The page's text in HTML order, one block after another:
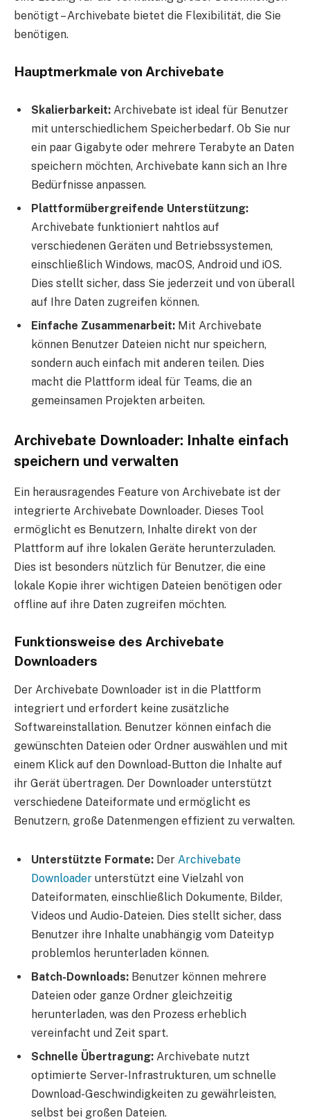
benötigt – Archivebate bietet die Flexibilität, die Sie
benötigen.
Hauptmerkmale von Archivebate
Skalierbarkeit: Archivebate ist ideal für Benutzer
mit unterschiedlichem Speicherbedarf. Ob Sie nur
ein paar Gigabyte oder mehrere Terabyte an Daten
speichern möchten, Archivebate kann sich an Ihre
Bedürfnisse anpassen.
Plattformübergreifende Unterstützung:
Archivebate funktioniert nahtlos auf
verschiedenen Geräten und Betriebssystemen,
einschließlich Windows, macOS, Android und iOS.
Dies stellt sicher, dass Sie jederzeit und von überall
auf Ihre Daten zugreifen können.
Einfache Zusammenarbeit: Mit Archivebate
können Benutzer Dateien nicht nur speichern,
sondern auch einfach mit anderen teilen. Dies
macht die Plattform ideal für Teams, die an
gemeinsamen Projekten arbeiten.
Archivebate Downloader: Inhalte einfach
speichern und verwalten
Ein herausragendes Feature von Archivebate ist der
integrierte Archivebate Downloader. Dieses Tool
ermöglicht es Benutzern, Inhalte direkt von der
Plattform auf ihre lokalen Geräte herunterzuladen.
Dies ist besonders nützlich für Benutzer, die eine
lokale Kopie ihrer wichtigen Dateien benötigen oder
offline auf ihre Daten zugreifen möchten.
Funktionsweise des Archivebate
Downloaders
Der Archivebate Downloader ist in die Plattform
integriert und erfordert keine zusätzliche
Softwareinstallation. Benutzer können einfach die
gewünschten Dateien oder Ordner auswählen und mit
einem Klick auf den Download-Button die Inhalte auf
ihr Gerät übertragen. Der Downloader unterstützt
verschiedene Dateiformate und ermöglicht es
Benutzern, große Datenmengen effizient zu verwalten.
Unterstützte Formate: Der Archivebate
Downloader unterstützt eine Vielzahl von
Dateiformaten, einschließlich Dokumente, Bilder,
Videos und Audio-Dateien. Dies stellt sicher, dass
Benutzer ihre Inhalte unabhängig vom Dateityp
problemlos herunterladen können.
Batch-Downloads: Benutzer können mehrere
Dateien oder ganze Ordner gleichzeitig
herunterladen, was den Prozess erheblich
vereinfacht und Zeit spart.
Schnelle Übertragung: Archivebate nutzt
optimierte Server-Infrastrukturen, um schnelle
Download-Geschwindigkeiten zu gewährleisten,
selbst bei großen Dateien.